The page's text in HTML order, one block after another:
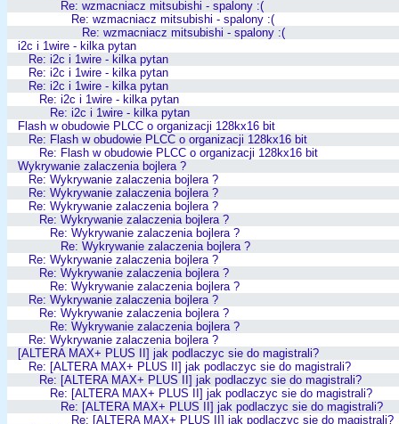
Re: wzmacniacz mitsubishi - spalony :(
Re: wzmacniacz mitsubishi - spalony :(
Re: wzmacniacz mitsubishi - spalony :(
i2c i 1wire - kilka pytan
Re: i2c i 1wire - kilka pytan
Re: i2c i 1wire - kilka pytan
Re: i2c i 1wire - kilka pytan
Re: i2c i 1wire - kilka pytan
Re: i2c i 1wire - kilka pytan
Flash w obudowie PLCC o organizacji 128kx16 bit
Re: Flash w obudowie PLCC o organizacji 128kx16 bit
Re: Flash w obudowie PLCC o organizacji 128kx16 bit
Wykrywanie zalaczenia bojlera ?
Re: Wykrywanie zalaczenia bojlera ?
Re: Wykrywanie zalaczenia bojlera ?
Re: Wykrywanie zalaczenia bojlera ?
Re: Wykrywanie zalaczenia bojlera ?
Re: Wykrywanie zalaczenia bojlera ?
Re: Wykrywanie zalaczenia bojlera ?
Re: Wykrywanie zalaczenia bojlera ?
Re: Wykrywanie zalaczenia bojlera ?
Re: Wykrywanie zalaczenia bojlera ?
Re: Wykrywanie zalaczenia bojlera ?
Re: Wykrywanie zalaczenia bojlera ?
Re: Wykrywanie zalaczenia bojlera ?
Re: Wykrywanie zalaczenia bojlera ?
[ALTERA MAX+ PLUS II] jak podlaczyc sie do magistrali?
Re: [ALTERA MAX+ PLUS II] jak podlaczyc sie do magistrali?
Re: [ALTERA MAX+ PLUS II] jak podlaczyc sie do magistrali?
Re: [ALTERA MAX+ PLUS II] jak podlaczyc sie do magistrali?
Re: [ALTERA MAX+ PLUS II] jak podlaczyc sie do magistrali?
Re: [ALTERA MAX+ PLUS II] jak podlaczyc sie do magistrali?